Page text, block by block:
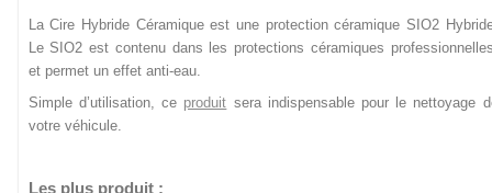
La Cire Hybride Céramique est une protection céramique SIO2
Le SIO2 est contenu dans les protections céramiques
et permet un effet anti-eau.
Simple d’utilisation, ce produit sera indispensable pour le nettoyage
votre véhicule.
Les plus produit :